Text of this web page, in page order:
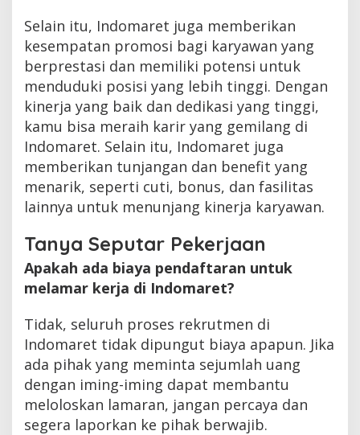
Selain itu, Indomaret juga memberikan
kesempatan promosi bagi karyawan yang
berprestasi dan memiliki potensi untuk
menduduki posisi yang lebih tinggi. Dengan
kinerja yang baik dan dedikasi yang tinggi,
kamu bisa meraih karir yang gemilang di
Indomaret. Selain itu, Indomaret juga
memberikan tunjangan dan benefit yang
menarik, seperti cuti, bonus, dan fasilitas
lainnya untuk menunjang kinerja karyawan.
Tanya Seputar Pekerjaan
Apakah ada biaya pendaftaran untuk
melamar kerja di Indomaret?
Tidak, seluruh proses rekrutmen di
Indomaret tidak dipungut biaya apapun. Jika
ada pihak yang meminta sejumlah uang
dengan iming-iming dapat membantu
meloloskan lamaran, jangan percaya dan
segera laporkan ke pihak berwajib.